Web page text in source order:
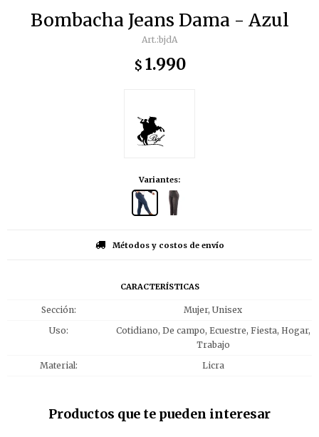
Bombacha Jeans Dama - Azul
bjdA
$ 1.990
Variantes:
Métodos y costos de envío
CARACTERÍSTICAS
Sección
Mujer, Unisex
Uso
Cotidiano, De campo, Ecuestre, Fiesta, Hogar,
Trabajo
Material
Licra
Productos que te pueden interesar